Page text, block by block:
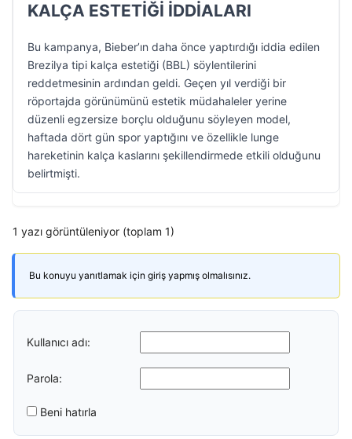
KALÇA ESTETİĞİ İDDİALARI
Bu kampanya, Bieber’ın daha önce yaptırdığı iddia edilen
Brezilya tipi kalça estetiği (BBL) söylentilerini
reddetmesinin ardından geldi. Geçen yıl verdiği bir
röportajda görünümünü estetik müdahaleler yerine
düzenli egzersize borçlu olduğunu söyleyen model,
haftada dört gün spor yaptığını ve özellikle lunge
hareketinin kalça kaslarını şekillendirmede etkili olduğunu
belirtmişti.
1 yazı görüntüleniyor (toplam 1)
Bu konuyu yanıtlamak için giriş yapmış olmalısınız.
Kullanıcı adı:
Parola:
Beni hatırla